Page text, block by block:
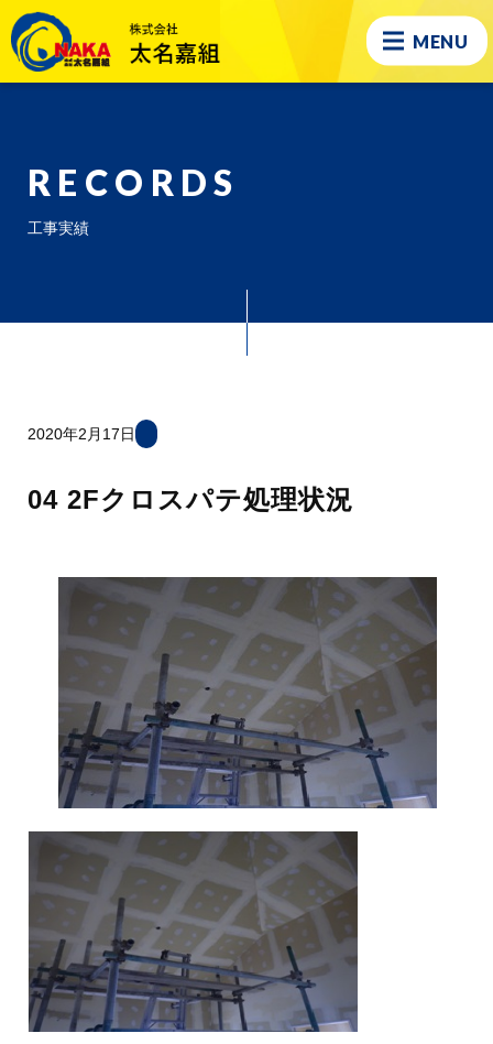
MENU
RECORDS
工事実績
2020年2月17日
04 2Fクロスパテ処理状況